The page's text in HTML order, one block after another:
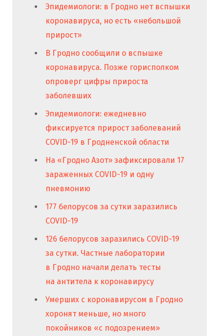
Эпидемиологи: в Гродно нет вспышки
коронавируса, но есть «небольшой
прирост»
В Гродно сообщили о вспышке
коронавируса. Позже горисполком
опроверг цифры прироста
заболевших
Эпидемиологи: ежедневно
фиксируется прирост заболеваний
COVID-19 в Гродненской области
На «Гродно Азот» зафиксировали 17
зараженных COVID-19 и одну
пневмонию
177 белорусов за сутки заразились
COVID-19
126 белорусов заразились COVID-19
за сутки. Частные лаборатории
в Гродно начали делать тесты
на антитела к коронавирусу
Умерших с коронавирусом в Гродно
хоронят меньше, но много
покойников «с подозрением»